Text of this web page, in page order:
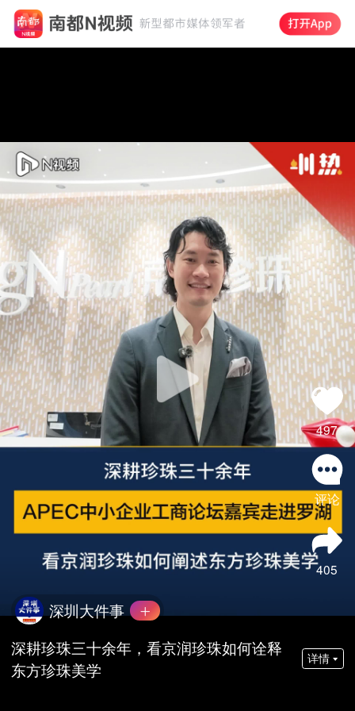
497
评论
405
深圳大件事
深耕珍珠三十余年，看京润珍珠如何诠释
东方珍珠美学
详情